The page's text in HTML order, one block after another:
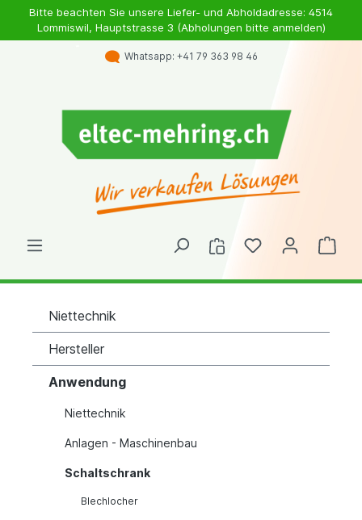
Bitte beachten Sie unsere Liefer- und Abholdadresse: 4514
Lommiswil, Hauptstrasse 3 (Abholungen bitte anmelden)
Whatsapp: +41 79 363 98 46
Niettechnik
Hersteller
Anwendung
Niettechnik
Anlagen - Maschinenbau
Schaltschrank
Blechlocher